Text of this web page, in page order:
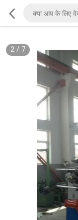
2/ 7